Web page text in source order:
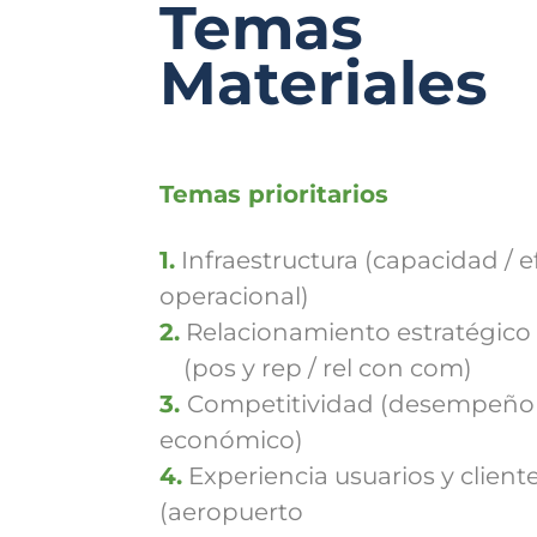
Temas
Materiales
Temas prioritarios
1. Infraestructura (capacidad /
operacional)
2. Relacionamiento estratégico
(pos y rep / rel con com)
3. Competitividad (desempeño
económico)
4. Experiencia usuarios y
(aeropuerto